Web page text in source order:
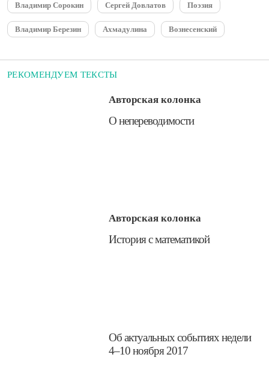
Владимир Сорокин Сергей Довлатов Поэзия
Владимир Березин Ахмадулина Вознесенский
РЕКОМЕНДУЕМ ТЕКСТЫ
Авторская колонка
​О непереводимости
Авторская колонка
​История с математикой
​Об актуальных событиях недели
4–10 ноября 2017